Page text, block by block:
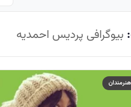
بیوگرافی پردیس احمدیه